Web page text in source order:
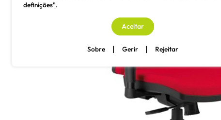
definições".
Aceitar
Sobre | Gerir | Rejeitar